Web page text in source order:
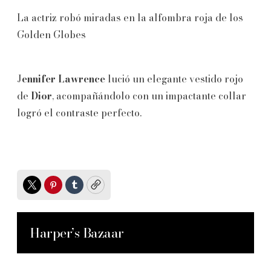
La actriz robó miradas en la alfombra roja de los
Golden Globes
Jennifer Lawrence lució un elegante vestido rojo
de Dior, acompañándolo con un impactante collar
logró el contraste perfecto.
TwitterPinterest
TumblrCopy
Harper’s Bazaar